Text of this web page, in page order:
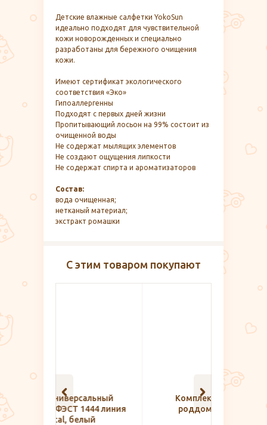
Детские влажные салфетки YokoSun
идеально подходят для чувствительной
кожи новорожденных и специально
разработаны для бережного очищения
кожи.
Имеют сертификат экологического
соответствия «Эко»
Гипоаллергенны
Подходят с первых дней жизни
Пропитывающий лосьон на 99% состоит из
очищенной воды
Не содержат мылящих элементов
Не создают ощущения липкости
Не содержат спирта и ароматизаторов
Состав:
вода очищенная;
нетканый материал;
экстракт ромашки
С этим товаром покупают
линия
Комплект для дома и
роддома, VivaMama